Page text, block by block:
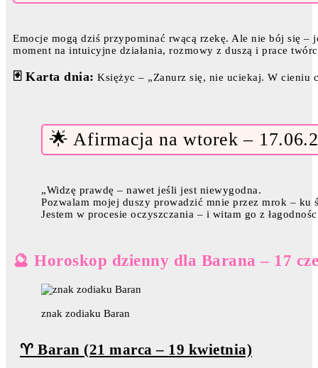
Emocje mogą dziś przypominać rwącą rzekę. Ale nie bój się –
moment na intuicyjne działania, rozmowy z duszą i prace
🃏 Karta dnia: Księżyc – „Zanurz się, nie uciekaj. W cieniu
🌟 Afirmacja na wtorek –
„Widzę prawdę – nawet jeśli jest niewygodna.
Pozwalam mojej duszy prowadzić mnie przez mrok – ku
Jestem w procesie oczyszczania – i witam go z
🔮 Horoskop dzienny dla Barana – 17
znak zodiaku Baran
♈ Baran (21 marca – 19 kwietnia)